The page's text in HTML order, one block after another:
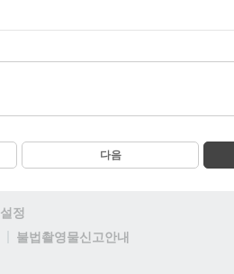
다음
설정
불법촬영물신고안내